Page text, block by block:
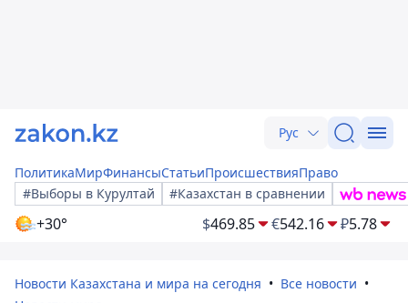
Рус
ПолитикаМирФинансыСтатьиПроисшествияПраво
#Выборы в Курултай
#Казахстан в сравнении
+30° $469.85 €542.16 ₽5.78
Новости Казахстана и мира на сегодня
Все новости